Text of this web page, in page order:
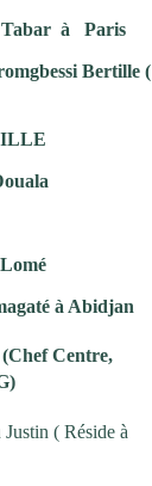
à Paris
Bertille (
à Abidjan
Centre,
( Réside à